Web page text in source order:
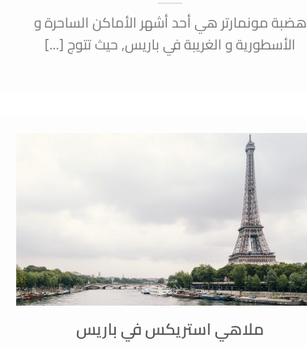
هضبة مونمارتر هي أحد أشهر الأماكن الساحرة و
الأسطورية و الغريبة في باريس, حيث تتوج [...]
ملاهي استريكس في باريس